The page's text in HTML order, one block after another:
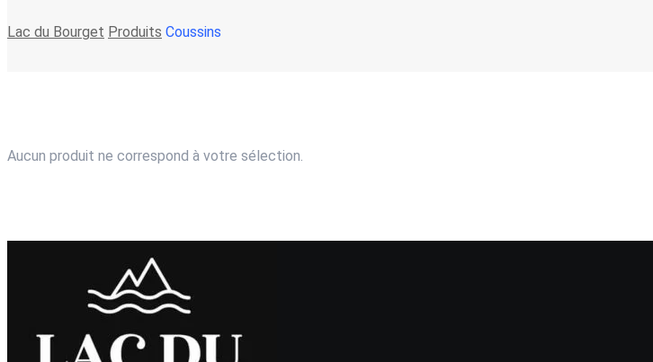
Lac du Bourget Produits Coussins
Aucun produit ne correspond à votre sélection.